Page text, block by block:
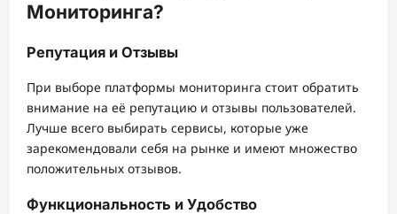
Мониторинга?
Репутация и Отзывы
При выборе платформы мониторинга стоит обратить
внимание на её репутацию и отзывы пользователей.
Лучше всего выбирать сервисы, которые уже
зарекомендовали себя на рынке и имеют множество
положительных отзывов.
Функциональность и Удобство